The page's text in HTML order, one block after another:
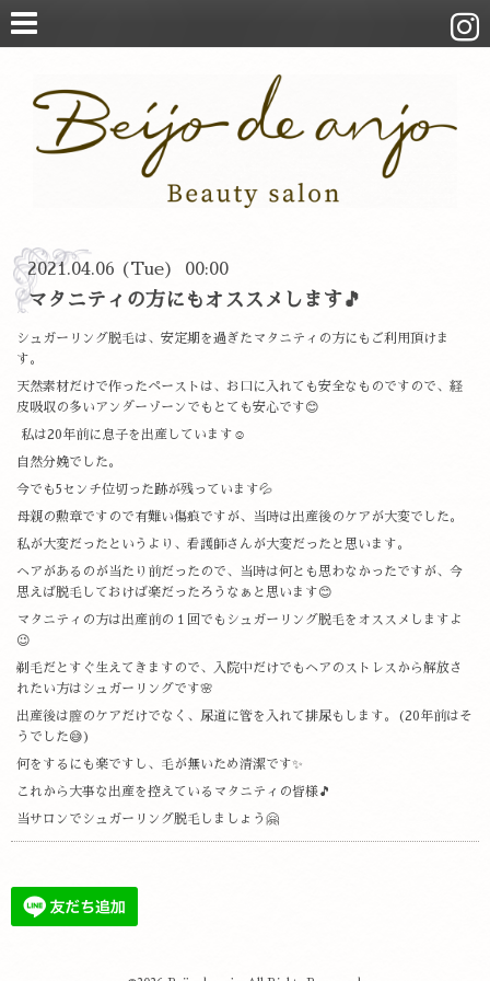
2021.04.06 (Tue) 00:00
マタニティの方にもオススメします🎵
シュガーリング脱毛は、安定期を過ぎたマタニティの方にもご利用頂けま
す。
天然素材だけで作ったペーストは、お口に入れても安全なものですので、経
皮吸収の多いアンダーゾーンでもとても安心です😊
私は20年前に息子を出産しています☺️
自然分娩でした。
今でも5センチ位切った跡が残っています💦
母親の勲章ですので有難い傷痕ですが、当時は出産後のケアが大変でした。
私が大変だったというより、看護師さんが大変だったと思います。
ヘアがあるのが当たり前だったので、当時は何とも思わなかったですが、今
思えば脱毛しておけば楽だったろうなぁと思います😊
マタニティの方は出産前の１回でもシュガーリング脱毛をオススメしますよ
😉
剃毛だとすぐ生えてきますので、入院中だけでもヘアのストレスから解放さ
れたい方はシュガーリングです🌸
出産後は膣のケアだけでなく、尿道に管を入れて排尿もします。(20年前はそ
うでした😅)
何をするにも楽ですし、毛が無いため清潔です✨
これから大事な出産を控えているマタニティの皆様🎵
当サロンでシュガーリング脱毛しましょう🤗